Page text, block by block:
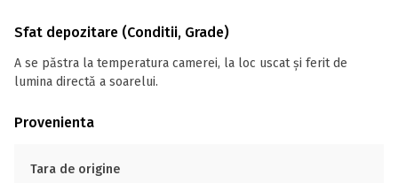
Sfat depozitare (Conditii, Grade)
A se păstra la temperatura camerei, la loc uscat și ferit de
lumina directă a soarelui.
Provenienta
Tara de origine